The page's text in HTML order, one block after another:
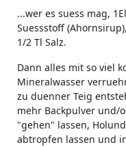
...wer es suess mag,
Suessstoff
1/2 Tl Salz.
Dann alles mit so viel
Mineralwasser
zu duenner Teig
mehr Backpulver und/
"gehen" lassen,
abtropfen lassen und